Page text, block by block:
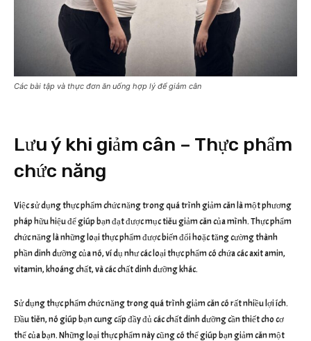
Các bài tập và thực đơn ăn uống hợp lý để giảm cân
Lưu ý khi giảm cân – Thực phẩm
chức năng
Việc sử dụng thực phẩm chức năng trong quá trình giảm cân là một phương
pháp hữu hiệu để giúp bạn đạt được mục tiêu giảm cân của mình. Thực phẩm
chức năng là những loại thực phẩm được biến đổi hoặc tăng cường thành
phần dinh dưỡng của nó, ví dụ như các loại thực phẩm có chứa các axit amin,
vitamin, khoáng chất, và các chất dinh dưỡng khác.
Sử dụng thực phẩm chức năng trong quá trình giảm cân có rất nhiều lợi ích.
Đầu tiên, nó giúp bạn cung cấp đầy đủ các chất dinh dưỡng cần thiết cho cơ
thể của bạn. Những loại thực phẩm này cũng có thể giúp bạn giảm cân một